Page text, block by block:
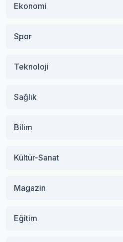
Ekonomi
Spor
Teknoloji
Sağlık
Bilim
Kültür-Sanat
Magazin
Eğitim